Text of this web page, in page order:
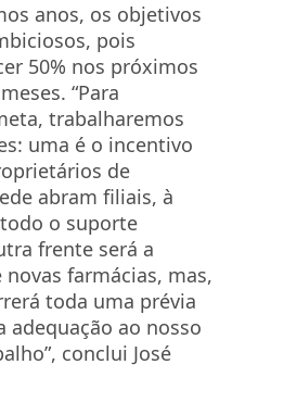
anos, os objetivos
pois
50% nos próximos
“Para
trabalharemos
uma é o incentivo
de
abram filiais, à
o suporte
frente será a
novas farmácias, mas,
toda uma prévia
adequação ao nosso
conclui José